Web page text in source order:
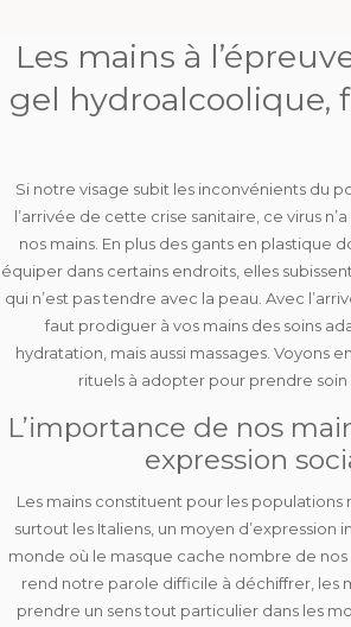
Les mains à
gel hydroalcoolique,
Si notre visage subit les inconvénients du
l’arrivée de cette crise sanitaire, ce virus
nos mains. En plus des gants en plastique
équiper dans certains endroits, elles
qui n’est pas tendre avec la peau. Avec
faut prodiguer à vos mains des soins
hydratation, mais aussi massages. Voyons
rituels à adopter pour prendre soin
L’importance de nos
expression
Les mains constituent pour les
surtout les Italiens, un moyen d’expression
monde où le masque cache nombre de nos
rend notre parole difficile à déchiffrer, les
prendre un sens tout particulier dans les